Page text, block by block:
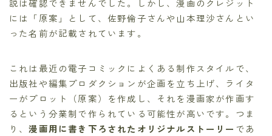
には「原案」として、佐野倫子さんや山本理沙さんとい
った名前が記載されています。
これは最近の電子コミックによくある制作スタイルで、
出版社や編集プロダクションが企画を立ち上げ、ライタ
ーがプロット（原案）を作成し、それを漫画家が作画す
るという分業制で作られている可能性が高いです。つま
り、漫画用に書き下ろされたオリジナルストーリー であ